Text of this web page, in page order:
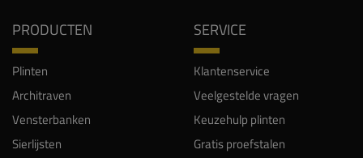
PRODUCTEN
Plinten
Architraven
Vensterbanken
Sierlijsten
SERVICE
Klantenservice
Veelgestelde vragen
Keuzehulp plinten
Gratis proefstalen